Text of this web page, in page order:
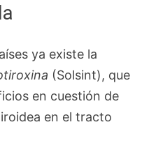
ya existe la
(Solsint), que
en cuestión de
en el tracto